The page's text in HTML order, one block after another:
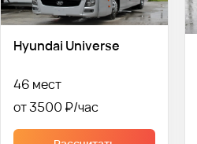
Hyundai Universe
46 мест
от 3500 ₽